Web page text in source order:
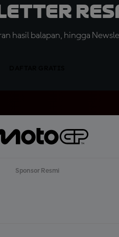
hasil balapan, hingga
Sponsor Resmi